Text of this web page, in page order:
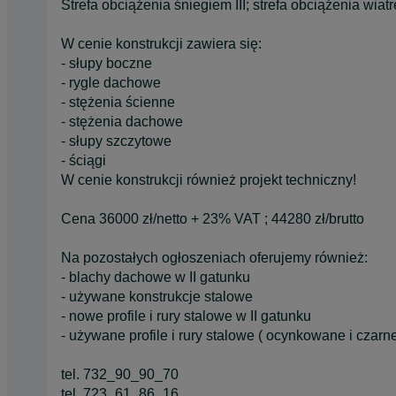
Strefa obciążenia śniegiem III; strefa obciążenia
W cenie konstrukcji zawiera się:
- słupy boczne
- rygle dachowe
- stężenia ścienne
- stężenia dachowe
- słupy szczytowe
- ściągi
W cenie konstrukcji również projekt techniczny!
Cena 36000 zł/netto + 23% VAT ; 44280 zł/brutto
Na pozostałych ogłoszeniach oferujemy również:
- blachy dachowe w II gatunku
- używane konstrukcje stalowe
- nowe profile i rury stalowe w II gatunku
- używane profile i rury stalowe ( ocynkowane i
tel. 732_90_90_70